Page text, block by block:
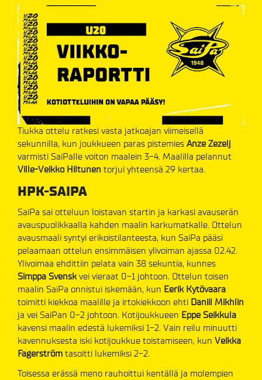
Tiukka ottelu ratkesi vasta jatkoajan viimeisellä
sekunnilla, kun joukkueen paras pistemies Anze Zezelj
varmisti SaiPalle voiton maalein 3-4. Maalilla pelannut
Ville-Veikko Hiltunen torjui yhteensä 29 kertaa.
HPK-SAIPA
SaiPa sai otteluun loistavan startin ja karkasi avauserän
avauspuolikkaalla kahden maalin karkumatkalle. Ottelun
avausmaali syntyi erikoistilanteesta, kun SaiPa pääsi
pelaamaan ottelun ensimmäisen ylivoiman ajassa 02.42.
Ylivoimaa ehdittiin pelata vain 38 sekuntia, kunnes
Simppa Svensk vei vieraat 0-1 johtoon. Ottelun toisen
maalin SaiPa onnistui iskemään, kun Eerik Kytövaara
toimitti kiekkoa maalille ja irtokiekkoon ehti Daniil Mikhlin
ja vei SaiPan 0-2 johtoon. Kotijoukkueen Eppe Seikkula
kavensi maalin edestä lukemiksi 1-2. Vain reilu minuutti
kavennuksesta iski kotijoukkue toistamiseen, kun Veikka
Fagerström tasoitti lukemiksi 2-2.
Toisessa erässä meno rauhoittui kentällä ja molempien